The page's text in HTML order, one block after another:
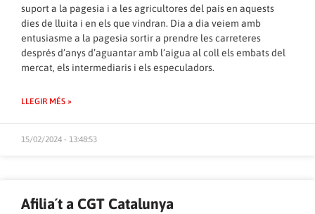
suport a la pagesia i a les agricultores del país en aquests
dies de lluita i en els que vindran. Dia a dia veiem amb
entusiasme a la pagesia sortir a prendre les carreteres
després d’anys d’aguantar amb l’aigua al coll els embats del
mercat, els intermediaris i els especuladors.
LLEGIR MÉS »
15/02/2024 - 13:48:53
Afilia´t a CGT Catalunya